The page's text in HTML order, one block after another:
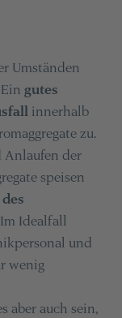
Umständen
gutes
innerhalb
zu.
Anlaufen der
speisen
Idealfall
und
wenig
aber auch sein,